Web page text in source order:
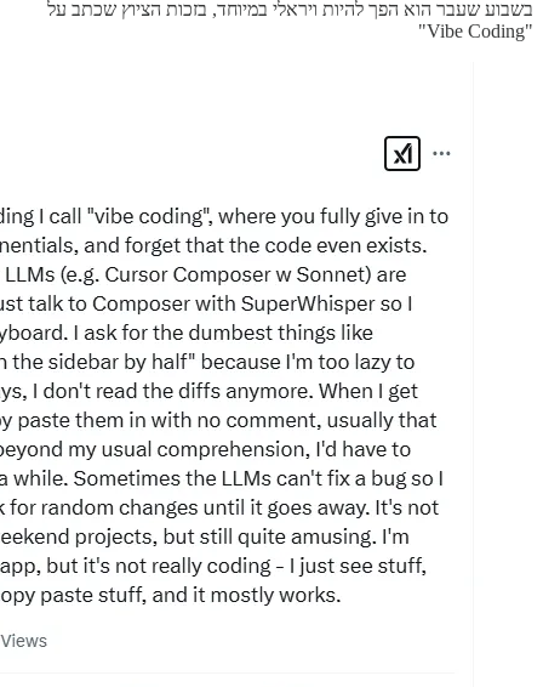
בשבוע שעבר הוא הפך להיות ויראלי במיוחד, בזכות הציוץ שכתב על
"Vibe Coding"